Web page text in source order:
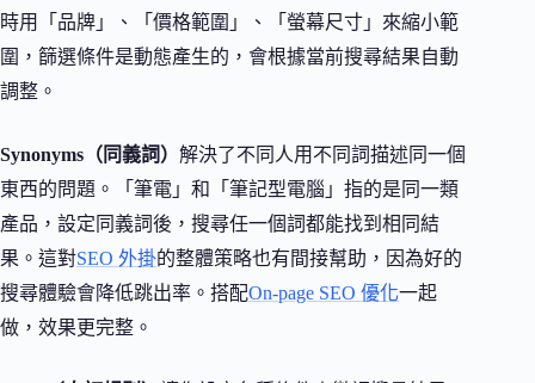
時用「品牌」、「價格範圍」、「螢幕尺寸」來縮小範
圍，篩選條件是動態產生的，會根據當前搜尋結果自動
調整。
Synonyms（同義詞） 解決了不同人用不同詞描述同一個
東西的問題。「筆電」和「筆記型電腦」指的是同一類
產品，設定同義詞後，搜尋任一個詞都能找到相同結
果。這對SEO 外掛的整體策略也有間接幫助，因為好的
搜尋體驗會降低跳出率。搭配On-page SEO 優化一起
做，效果更完整。